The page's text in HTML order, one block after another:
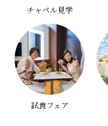
チャペル見学
試食フェア